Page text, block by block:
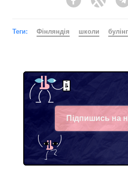
FacebookTwitter
Теги: Фінляндія школи булінг
Підпишись на
Telegram